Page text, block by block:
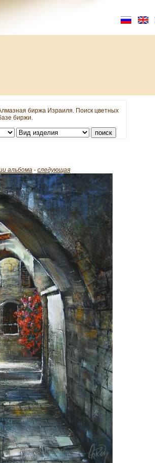
биржа Израиля. Поиск цветных
биржи.
альбома - следующая